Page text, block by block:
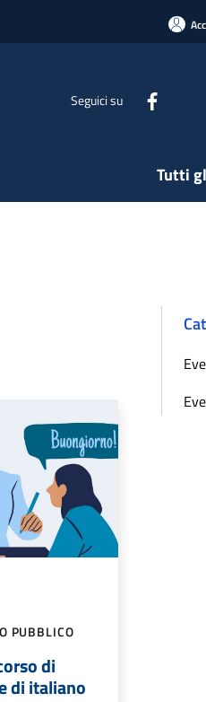
Seguici su
Tutti
PUBBLICO
di
di italiano